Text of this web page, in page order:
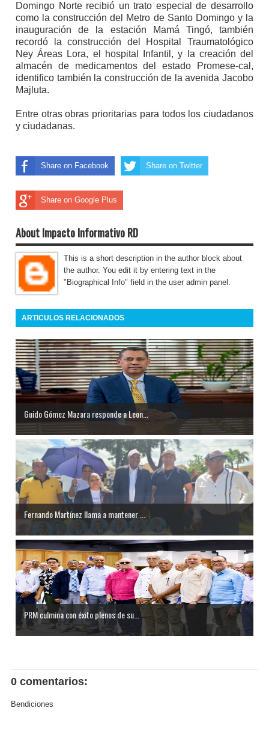
Domingo Norte recibió un trato especial de desarrollo
como la construcción del Metro de Santo Domingo y la
inauguración de la estación Mamá Tingó, también
recordó la construcción del Hospital Traumatológico
Ney Áreas Lora, el hospital Infantil, y la creación del
almacén de medicamentos del estado Promese-cal,
identifico también la construcción de la avenida Jacobo
Majluta.
Entre otras obras prioritarias para todos los ciudadanos
y ciudadanas.
Share on Facebook Share on Twitter
Share on Google Plus
About Impacto Informativo RD
This is a short description in the author block about
the author. You edit it by entering text in the
"Biographical Info" field in the user admin panel.
ARTICULOS RELACIONADOS
Guido Gómez Mazara responde a Leon...
Fernando Martínez llama a mantener ...
PRM culmina con éxito plenos de su...
0 comentarios:
Bendiciones